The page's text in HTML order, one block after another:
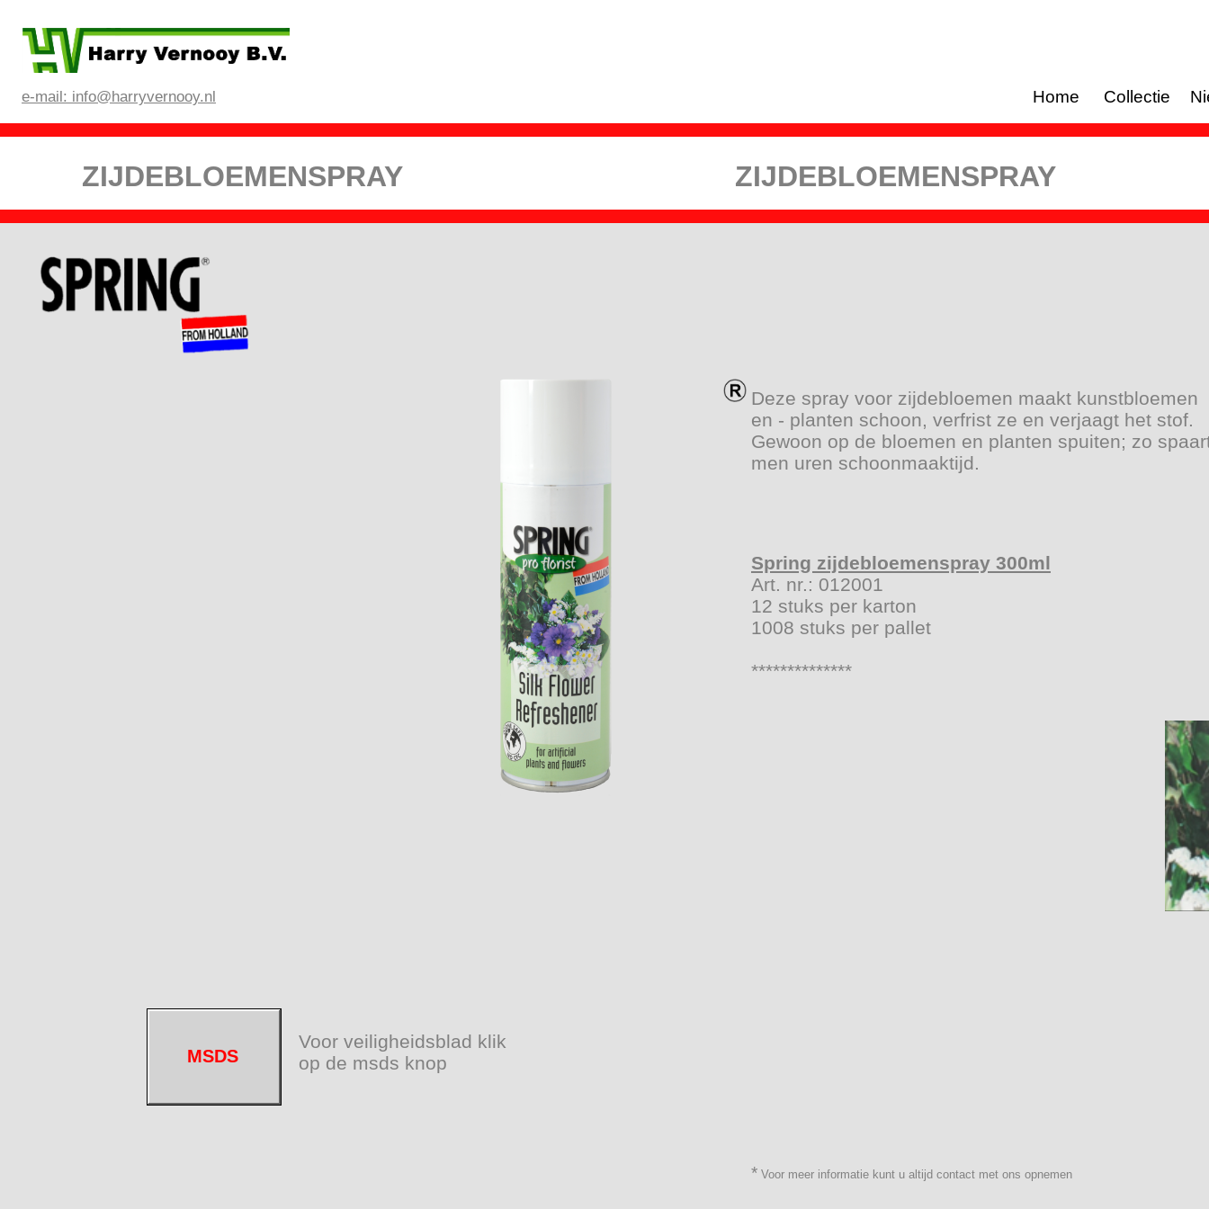
* Voor meer informatie kunt u altijd contact met ons opnemen
MSDS
Voor veiligheidsblad klik
op de msds knop
Deze spray voor zijdebloemen maakt kunstbloemen
en - planten schoon, verfrist ze en verjaagt het stof.
Gewoon op de bloemen en planten spuiten; zo
men uren schoonmaaktijd.
Spring zijdebloemenspray 300ml
Art. nr.: 012001
12 stuks per karton
1008 stuks per pallet
**************
e-mail: info@harryvernooy.nl
ZIJDEBLOEMENSPRAY ZIJDEBLOEMENSPRAY
Home Collectie